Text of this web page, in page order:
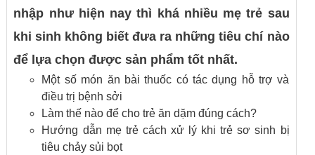
nhập như hiện nay thì khá nhiều mẹ trẻ sau
khi sinh không biết đưa ra những tiêu chí nào
để lựa chọn được sản phẩm tốt nhất.
Một số món ăn bài thuốc có tác dụng hỗ trợ và
điều trị bệnh sởi
Làm thế nào để cho trẻ ăn dặm đúng cách?
Hướng dẫn mẹ trẻ cách xử lý khi trẻ sơ sinh bị
tiêu chảy sủi bọt